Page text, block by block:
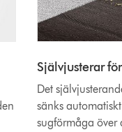
Självjusterar
Det
sänks
sugförmåga över